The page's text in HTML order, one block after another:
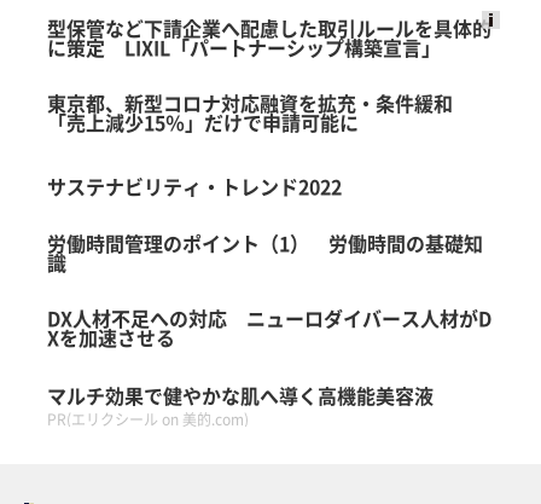
型保管など下請企業へ配慮した取引ルールを具体的
に策定 LIXIL「パートナーシップ構築宣言」
東京都、新型コロナ対応融資を拡充・条件緩和
「売上減少15％」だけで申請可能に
サステナビリティ・トレンド2022
労働時間管理のポイント（1） 労働時間の基礎知
識
DX人材不足への対応 ニューロダイバース人材がD
Xを加速させる
マルチ効果で健やかな肌へ導く高機能美容液
PR(エリクシール on 美的.com)